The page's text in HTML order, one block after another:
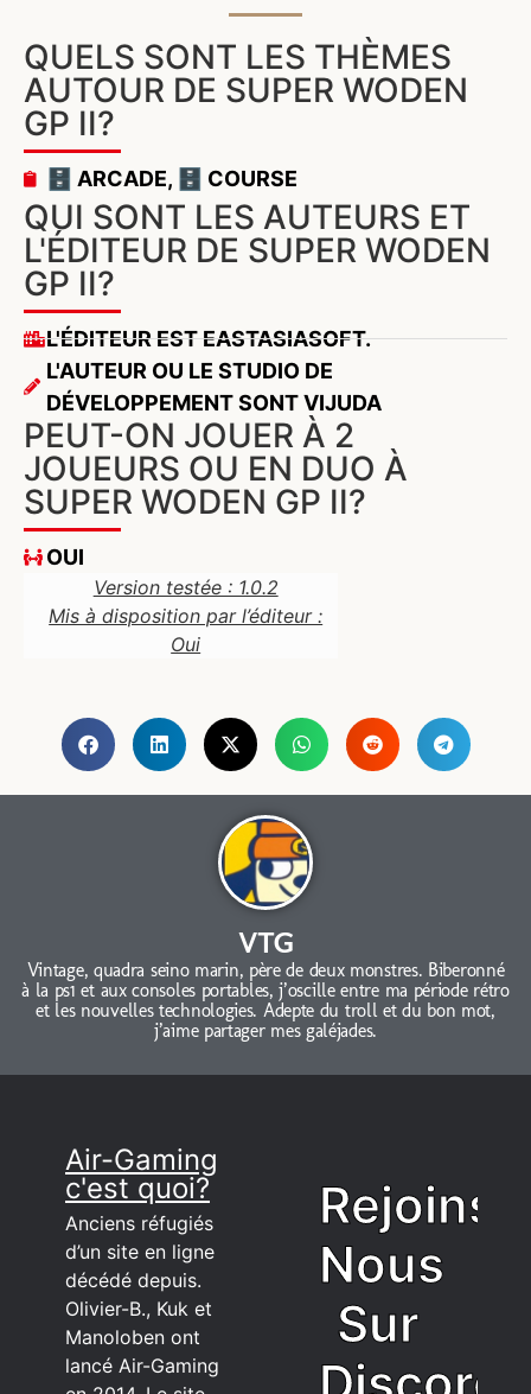
QUELS SONT LES THÈMES
AUTOUR DE SUPER WODEN
GP II?
🗄️ ARCADE, 🗄️ COURSE
QUI SONT LES AUTEURS ET
L'ÉDITEUR DE SUPER WODEN
GP II?
L'ÉDITEUR EST EASTASIASOFT.
L'AUTEUR OU LE STUDIO DE
DÉVELOPPEMENT SONT VIJUDA
PEUT-ON JOUER À 2
JOUEURS OU EN DUO À
SUPER WODEN GP II?
OUI
Version testée : 1.0.2
Mis à disposition par l’éditeur :
Oui
VTG
Vintage, quadra seino marin, père de deux monstres. Biberonné
à la ps1 et aux consoles portables, j’oscille entre ma période rétro
et les nouvelles technologies. Adepte du troll et du bon mot,
j’aime partager mes galéjades.
Air-Gaming
c'est quoi?
Anciens réfugiés
d’un site en ligne
décédé depuis.
Olivier-B., Kuk et
Manoloben ont
lancé Air-Gaming
Rejoins
Nous
Sur